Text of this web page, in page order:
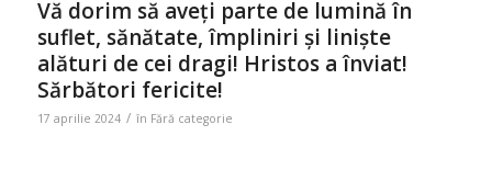
Vă dorim să aveți parte de lumină în
suflet, sănătate, împliniri și liniște
alături de cei dragi! Hristos a înviat!
Sărbători fericite!
17 aprilie 2024 / în Fără categorie